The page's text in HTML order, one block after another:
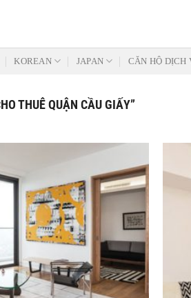
KOREAN JAPAN CĂN HỘ DỊCH
THUÊ QUẬN CẦU GIẤY”
Wishlist